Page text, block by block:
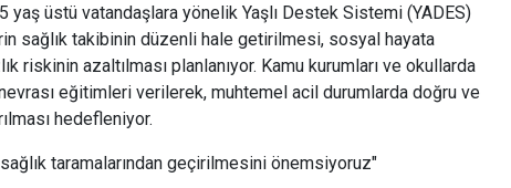
yaş üstü vatandaşlara yönelik Yaşlı Destek Sistemi (YADES)
sağlık takibinin düzenli hale getirilmesi, sosyal hayata
riskinin azaltılması planlanıyor. Kamu kurumları ve okullarda
eğitimleri verilerek, muhtemel acil durumlarda doğru ve
hedefleniyor.
sağlık taramalarından geçirilmesini önemsiyoruz"